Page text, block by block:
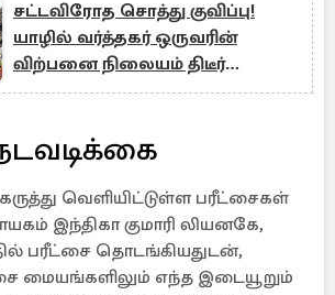
சட்டவிரோத சொத்து குவிப்பு!
யாழில் வர்த்தகர் ஒருவரின்
விற்பனை நிலையம் திடீர்
சோதனை
வெளியிட்டுள்ள பரீட்சைகள்
இந்திகா குமாரி லியனகே,
பரீட்சை தொடங்கியதுடன்,
மையங்களிலும் எந்த இடையூறும்